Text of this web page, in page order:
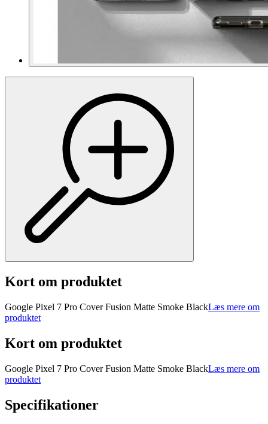
Kort om produktet
Google Pixel 7 Pro Cover Fusion Matte Smoke BlackLæs mere om
produktet
Kort om produktet
Google Pixel 7 Pro Cover Fusion Matte Smoke BlackLæs mere om
produktet
Specifikationer